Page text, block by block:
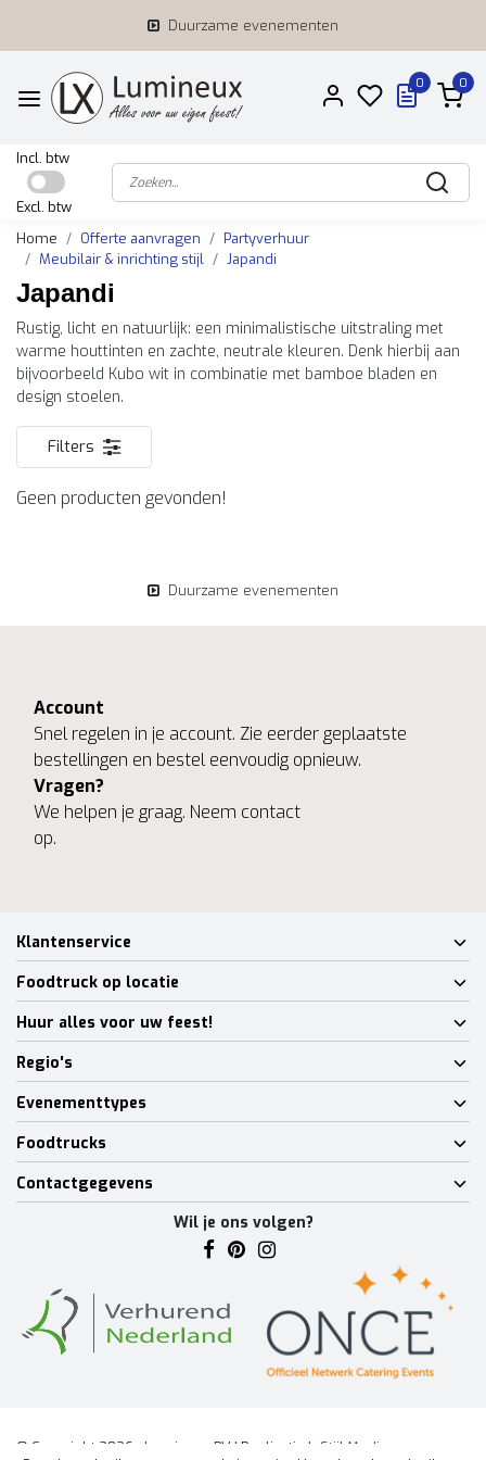
Duurzame evenementen
0 0
Incl. btw
Excl. btw
Home
Offerte aanvragen
Partyverhuur
Meubilair & inrichting stijl
Japandi
Japandi
Rustig, licht en natuurlijk: een minimalistische uitstraling met
warme houttinten en zachte, neutrale kleuren. Denk hierbij aan
bijvoorbeeld Kubo wit in combinatie met bamboe bladen en
design stoelen.
Filters
Geen producten gevonden!
Duurzame evenementen
Account
Snel regelen in je account. Zie eerder geplaatste
bestellingen en bestel eenvoudig opnieuw.
Vragen?
We helpen je graag. Neem contact
op.
Klantenservice
Foodtruck op locatie
Huur alles voor uw feest!
Regio's
Evenementtypes
Foodtrucks
Contactgegevens
Wil je ons volgen?
© Copyright 2026 - Lumineux BV | Realisatie InStijl Media